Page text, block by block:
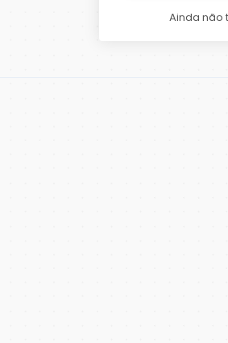
Ainda não